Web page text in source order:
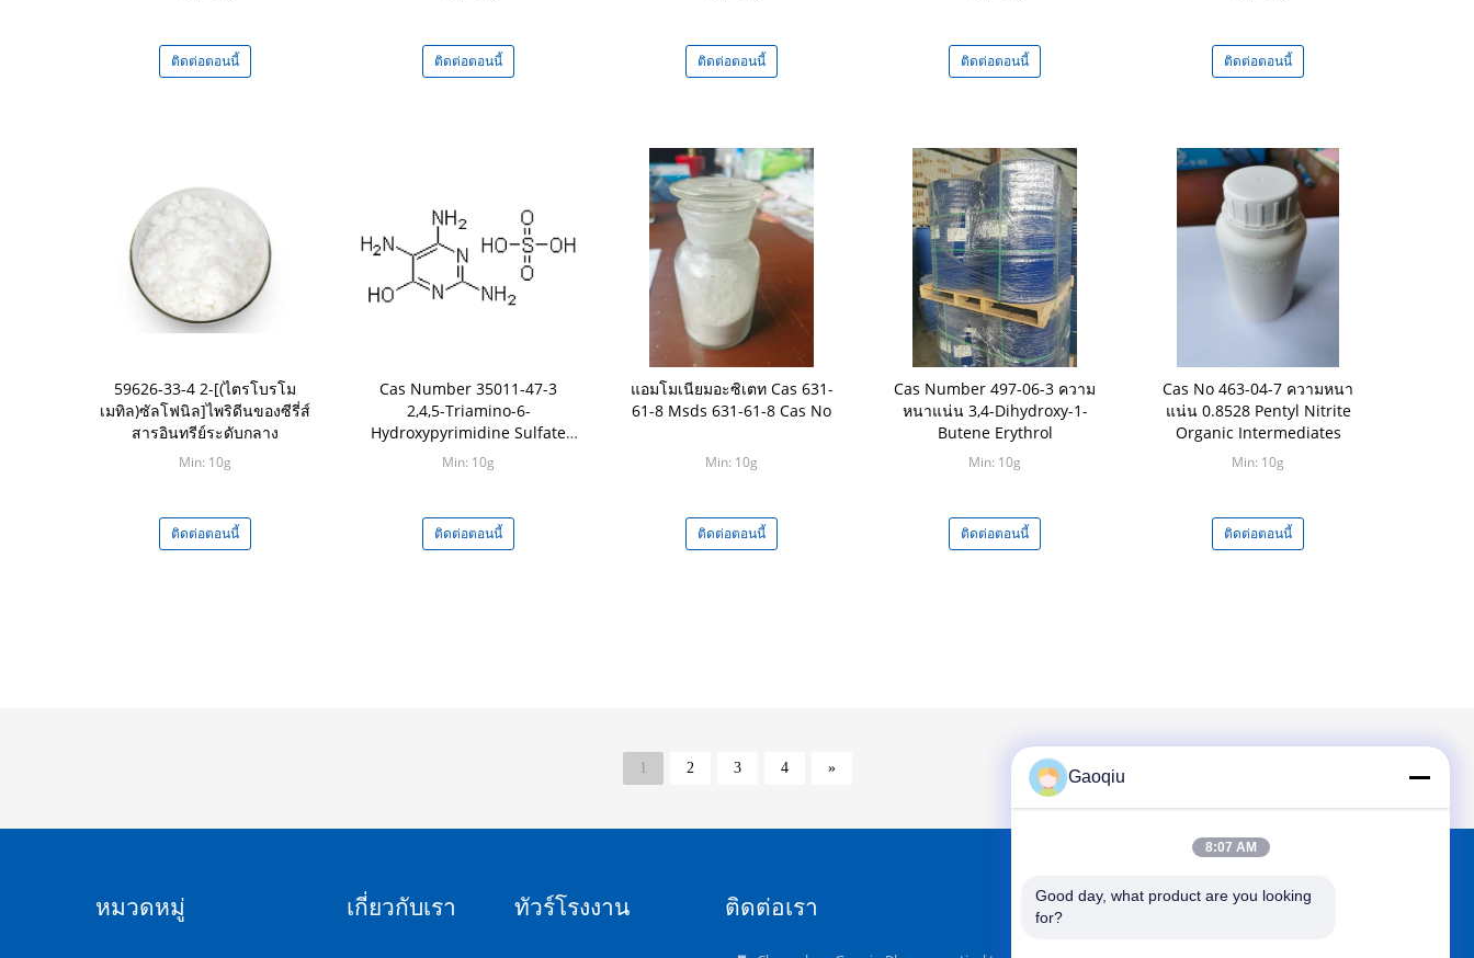
ติดต่อตอนนี้ ติดต่อตอนนี้ ติดต่อตอนนี้ ติดต่อตอนนี้ ติดต่อตอนนี้
59626-33-4 2-[(ไตรโบรโม
เมทิล)ซัลโฟนิล]ไพริดีนของซีรี่ส์
สารอินทรีย์ระดับกลาง
Min: 10g
ติดต่อตอนนี้
Cas Number 35011-47-3
2,4,5-Triamino-6-
Hydroxypyrimidine Sulfate
สารตัวกลางอินทรีย์
Min: 10g
ติดต่อตอนนี้
แอมโมเนียมอะซิเตท Cas 631-
61-8 Msds 631-61-8 Cas No
Min: 10g
ติดต่อตอนนี้
Cas Number 497-06-3 ความ
หนาแน่น 3,4-Dihydroxy-1-
Butene Erythrol
Min: 10g
ติดต่อตอนนี้
Cas No 463-04-7 ความหนา
แน่น 0.8528 Pentyl Nitrite
Organic Intermediates
Min: 10g
ติดต่อตอนนี้
1 2 3 4 »
หมวดหมู่ เกี่ยวกับเรา ทัวร์โรงงาน ติดต่อเรา หาเราได้ที่
Gaoqiu
8:07 AM
Good day, what product are you looking
for?